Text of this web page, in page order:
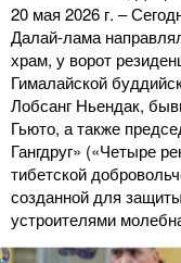
20 мая 2026 г. –
Далай-лама
храм, у ворот
Гималайской
Лобсанг Ньендак,
Гьюто, а также
Гангдруг» («Четыре
тибетской
созданной для
устроителями